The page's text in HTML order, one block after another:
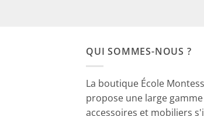
QUI SOMMES-NOUS ?
La boutique École
propose une large
accessoires et mobiliers